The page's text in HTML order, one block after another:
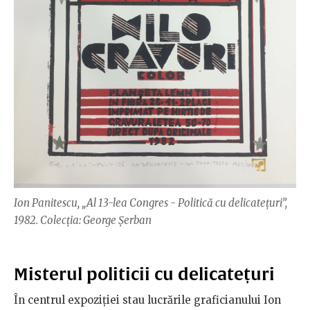
Ion Panitescu, „Al 13-lea Congres - Politică cu delicatețuri”,
1982. Colecția: George Șerban
Misterul politicii cu delicatețuri
În centrul expoziției stau lucrările graficianului Ion